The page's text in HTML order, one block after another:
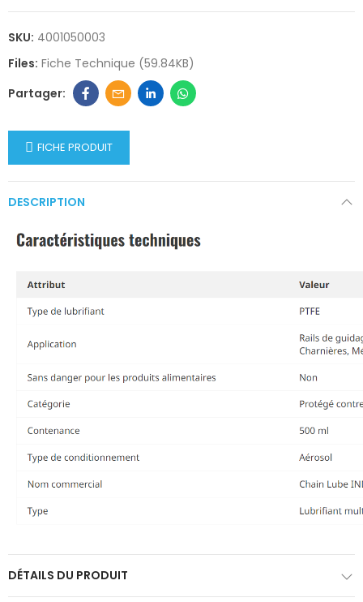
SKU: 4001050003
Files: Fiche Technique (59.84KB)
FICHE PRODUIT
DESCRIPTION
DÉTAILS DU PRODUIT